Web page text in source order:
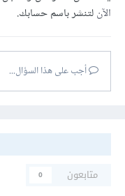
الآنلتنشر باسم حسابك.
أجب على هذا السؤال...
متابعون
0